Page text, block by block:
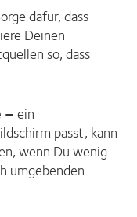
dafür, dass
Deinen
so, dass
–ein
passt, kann
wenn Du wenig
umgebenden